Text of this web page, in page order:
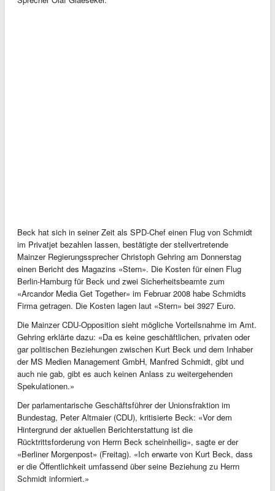
Beck hat sich in seiner Zeit als SPD-Chef einen Flug von Schmidt
im Privatjet bezahlen lassen, bestätigte der stellvertretende
Mainzer Regierungssprecher Christoph Gehring am Donnerstag
einen Bericht des Magazins «Stern». Die Kosten für einen Flug
Berlin-Hamburg für Beck und zwei Sicherheitsbeamte zum
«Arcandor Media Get Together» im Februar 2008 habe Schmidts
Firma getragen. Die Kosten lagen laut «Stern» bei 3927 Euro.
Die Mainzer CDU-Opposition sieht mögliche Vorteilsnahme im Amt.
Gehring erklärte dazu: «Da es keine geschäftlichen, privaten oder
gar politischen Beziehungen zwischen Kurt Beck und dem Inhaber
der MS Medien Management GmbH, Manfred Schmidt, gibt und
auch nie gab, gibt es auch keinen Anlass zu weitergehenden
Spekulationen.»
Der parlamentarische Geschäftsführer der Unionsfraktion im
Bundestag, Peter Altmaier (CDU), kritisierte Beck: «Vor dem
Hintergrund der aktuellen Berichterstattung ist die
Rücktrittsforderung von Herrn Beck scheinheilig», sagte er der
«Berliner Morgenpost» (Freitag). «Ich erwarte von Kurt Beck, dass
er die Öffentlichkeit umfassend über seine Beziehung zu Herrn
Schmidt informiert.»